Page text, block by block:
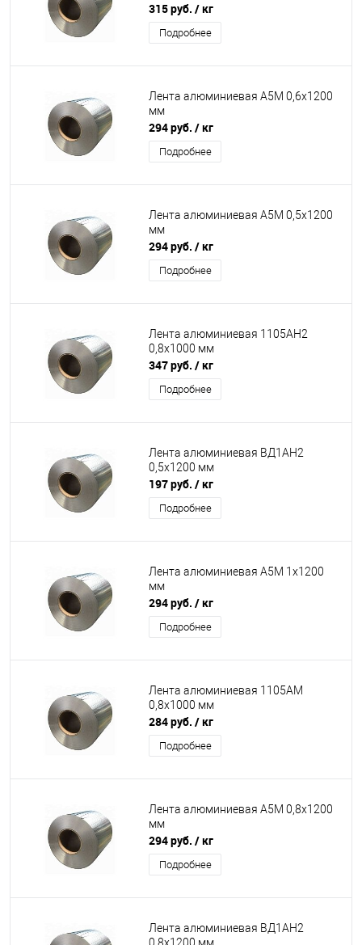
315 руб. / кг
Подробнее
Лента алюминиевая А5М 0,6х1200
мм
294 руб. / кг
Подробнее
Лента алюминиевая А5М 0,5х1200
мм
294 руб. / кг
Подробнее
Лента алюминиевая 1105АН2
0,8х1000 мм
347 руб. / кг
Подробнее
Лента алюминиевая ВД1АН2
0,5х1200 мм
197 руб. / кг
Подробнее
Лента алюминиевая А5М 1х1200
мм
294 руб. / кг
Подробнее
Лента алюминиевая 1105АМ
0,8х1000 мм
284 руб. / кг
Подробнее
Лента алюминиевая А5М 0,8х1200
мм
294 руб. / кг
Подробнее
Лента алюминиевая ВД1АН2